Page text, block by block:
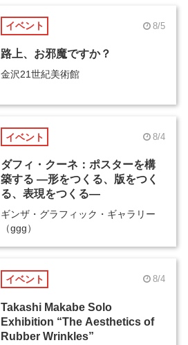
イベント 8/5
路上、お邪魔ですか？
金沢21世紀美術館
イベント 8/4
ダフィ・クーネ：ポスターを構
築する ―形をつくる、版をつく
る、表現をつくる―
ギンザ・グラフィック・ギャラリー
（ggg）
イベント 8/4
Takashi Makabe Solo
Exhibition “The Aesthetics of
Rubber Wrinkles”